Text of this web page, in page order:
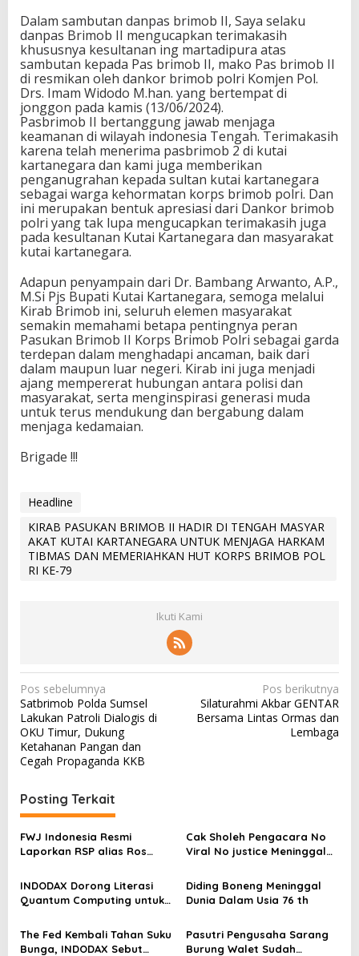
Dalam sambutan danpas brimob II, Saya selaku
danpas Brimob II mengucapkan terimakasih
khususnya kesultanan ing martadipura atas
sambutan kepada Pas brimob II, mako Pas brimob II
di resmikan oleh dankor brimob polri Komjen Pol.
Drs. Imam Widodo M.han. yang bertempat di
jonggon pada kamis (13/06/2024).
Pasbrimob II bertanggung jawab menjaga
keamanan di wilayah indonesia Tengah. Terimakasih
karena telah menerima pasbrimob 2 di kutai
kartanegara dan kami juga memberikan
penganugrahan kepada sultan kutai kartanegara
sebagai warga kehormatan korps brimob polri. Dan
ini merupakan bentuk apresiasi dari Dankor brimob
polri yang tak lupa mengucapkan terimakasih juga
pada kesultanan Kutai Kartanegara dan masyarakat
kutai kartanegara.
Adapun penyampain dari Dr. Bambang Arwanto, A.P.,
M.Si Pjs Bupati Kutai Kartanegara, semoga melalui
Kirab Brimob ini, seluruh elemen masyarakat
semakin memahami betapa pentingnya peran
Pasukan Brimob II Korps Brimob Polri sebagai garda
terdepan dalam menghadapi ancaman, baik dari
dalam maupun luar negeri. Kirab ini juga menjadi
ajang mempererat hubungan antara polisi dan
masyarakat, serta menginspirasi generasi muda
untuk terus mendukung dan bergabung dalam
menjaga kedamaian.
Brigade !!!
Headline
KIRAB PASUKAN BRIMOB II HADIR DI TENGAH MASYAR
AKAT KUTAI KARTANEGARA UNTUK MENJAGA HARKAM
TIBMAS DAN MEMERIAHKAN HUT KORPS BRIMOB POL
RI KE-79
Ikuti Kami
N
a
v
i
a
s
i
o
s
Pos sebelumnya
Satbrimob Polda Sumsel
Lakukan Patroli Dialogis di
OKU Timur, Dukung
Ketahanan Pangan dan
Cegah Propaganda KKB
Pos berikutnya
Silaturahmi Akbar GENTAR
Bersama Lintas Ormas dan
Lembaga
Posting Terkait
FWJ Indonesia Resmi
Laporkan RSP alias Ros
Cak Sholeh Pengacara No
Viral No justice Meninggal
INDODAX Dorong Literasi
Quantum Computing untuk
Blockchain
Diding Boneng Meninggal
Dunia Dalam Usia 76 th
The Fed Kembali Tahan Suku
Bunga, INDODAX Sebut
Pasutri Pengusaha Sarang
Burung Walet Sudah